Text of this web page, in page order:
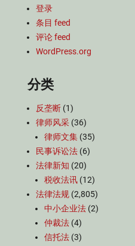
登录
条目 feed
评论 feed
WordPress.org
分类
反垄断 (1)
律师风采 (36)
律师文集 (35)
民事诉讼法 (6)
法律新知 (20)
税收法讯 (12)
法律法规 (2,805)
中小企业法 (2)
仲裁法 (4)
信托法 (3)